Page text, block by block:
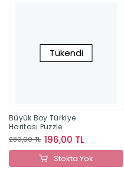
Tükendi
Büyük Boy Türkiye
Haritası Puzzle
280,00 TL 196,00 TL
Stokta Yok